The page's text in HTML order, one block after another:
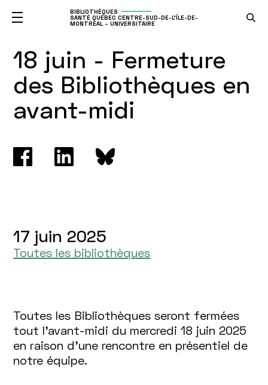
BIBLIOTHÈQUES
SANTÉ QUÉBEC CENTRE-SUD-DE-L'ÎLE-DE-
MONTRÉAL – UNIVERSITAIRE
18 juin - Fermeture
des Bibliothèques en
avant-midi
17 juin 2025
Toutes les bibliothèques
Toutes les Bibliothèques seront fermées
tout l'avant-midi du mercredi 18 juin 2025
en raison d'une rencontre en présentiel de
notre équipe.